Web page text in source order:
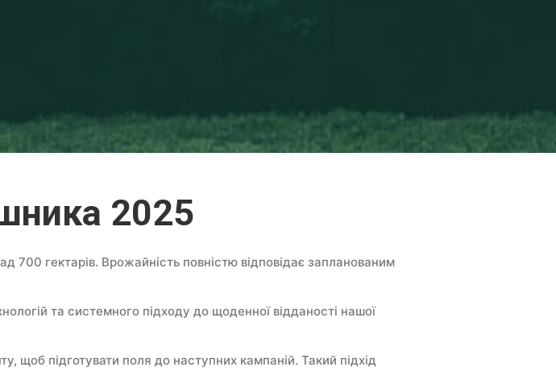
2025
гектарів. Врожайність повністю відповідає запланованим
та системного підходу до щоденної відданості нашої
щоб підготувати поля до наступних кампаній. Такий підхід